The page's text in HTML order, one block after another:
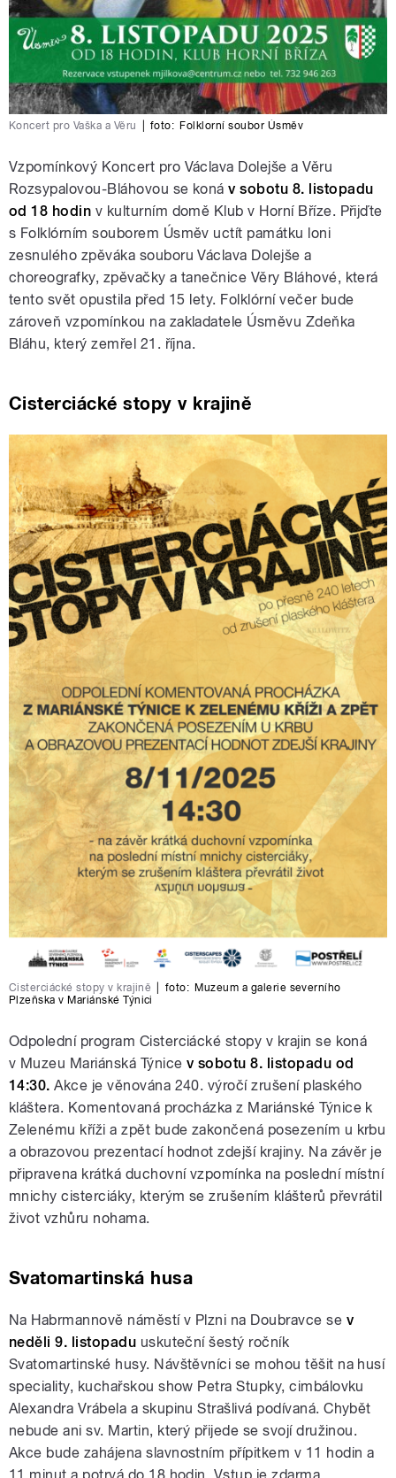
Koncert pro Vaška a Věru foto: Folklorní soubor Úsměv
Vzpomínkový Koncert pro Václava Dolejše a Věru
Rozsypalovou-Bláhovou se konáv sobotu 8. listopadu
od 18 hodin v kulturním domě Klub v Horní Bříze. Přijďte
s Folklórním souborem Úsměv uctít památku loni
zesnulého zpěváka souboru Václava Dolejše a
choreografky, zpěvačky a tanečnice Věry Bláhové, která
tento svět opustila před 15 lety. Folklórní večer bude
zároveň vzpomínkou na zakladatele Úsměvu Zdeňka
Bláhu, který zemřel 21. října.
Cisterciácké stopy v krajině
Cisterciácké stopy v krajině foto: Muzeum a galerie severního
Plzeňska v Mariánské Týnici
Odpolední program Cisterciácké stopy v krajin se koná
v Muzeu Mariánská Týnice v sobotu 8. listopadu od
14:30. Akce je věnována 240. výročí zrušení plaského
kláštera. Komentovaná procházka z Mariánské Týnice k
Zelenému kříži a zpět bude zakončená posezením u krbu
a obrazovou prezentací hodnot zdejší krajiny. Na závěr je
připravena krátká duchovní vzpomínka na poslední místní
mnichy cisterciáky, kterým se zrušením klášterů převrátil
život vzhůru nohama.
Svatomartinská husa
Na Habrmannově náměstí v Plzni na Doubravce se v
neděli 9. listopadu uskuteční šestý ročník
Svatomartinské husy. Návštěvníci se mohou těšit na husí
speciality, kuchařskou show Petra Stupky, cimbálovku
Alexandra Vrábela a skupinu Strašlivá podívaná. Chybět
nebude ani sv. Martin, který přijede se svojí družinou.
Akce bude zahájena slavnostním přípitkem v 11 hodin a